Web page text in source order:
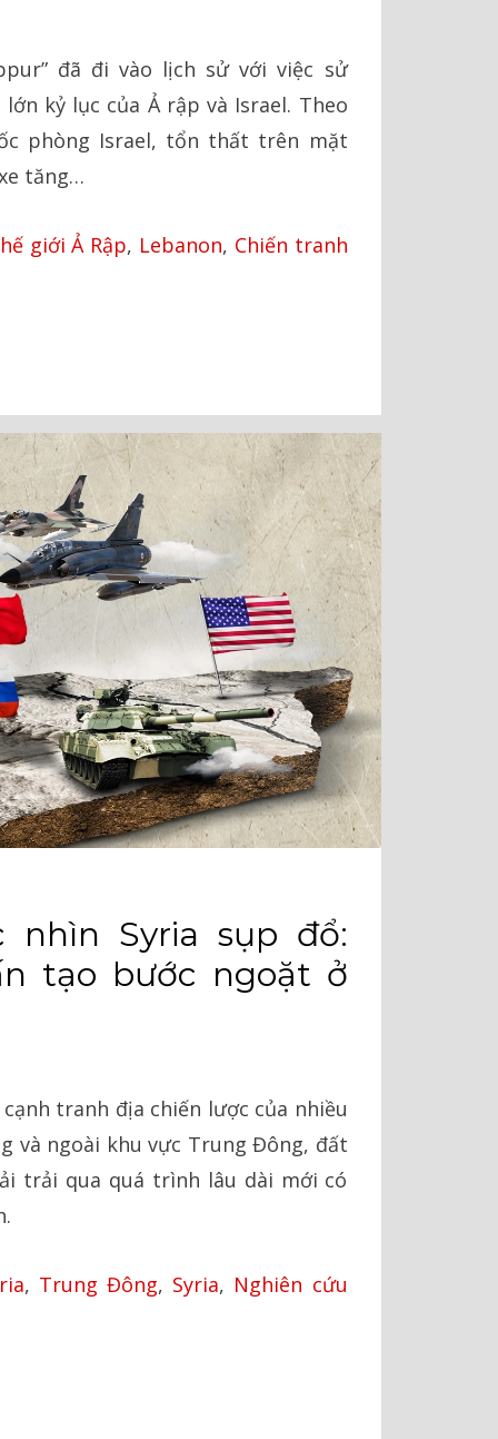
đã đi vào lịch sử với việc sử
kỷ lục của Ả rập và Israel. Theo
phòng Israel, tổn thất trên mặt
tăng…
giới Ả Rập, Lebanon, Chiến tranh
nhìn Syria sụp đổ:
tạo bước ngoặt ở
tranh địa chiến lược của nhiều
và ngoài khu vực Trung Đông, đất
trải qua quá trình lâu dài mới có
, Trung Đông, Syria, Nghiên cứu